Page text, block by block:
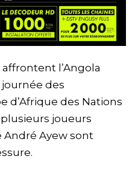
l’Angola
des
d’Afrique des Nations
joueurs
Ayew sont